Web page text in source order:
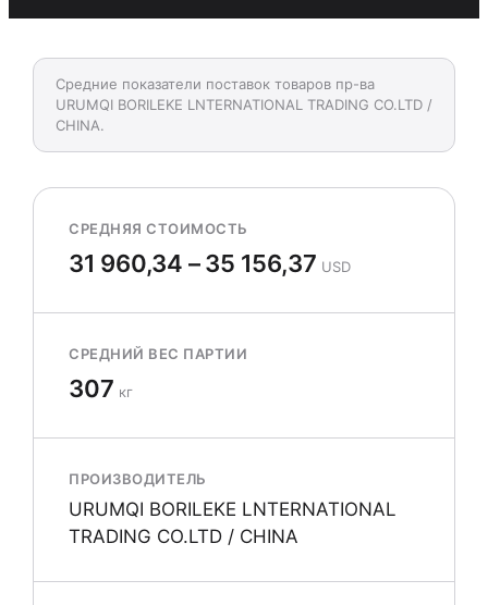
Средние показатели поставок товаров пр-ва
URUMQI BORILEKE LNTERNATIONAL TRADING CO.LTD /
CHINA.
СРЕДНЯЯ СТОИМОСТЬ
31 960,34 – 35 156,37 USD
СРЕДНИЙ ВЕС ПАРТИИ
307 кг
ПРОИЗВОДИТЕЛЬ
URUMQI BORILEKE LNTERNATIONAL
TRADING CO.LTD / CHINA